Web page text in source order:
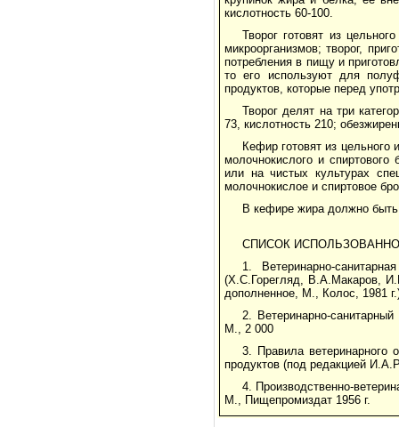
кислотность 60-100.
Творог готовят из
микроорганизмов; творог,
потребления в пищу и
то его используют для
продуктов, которые перед
Творог делят на три
73, кислотность 210;
Кефир готовят из цельного
молочнокислого и
или на чистых культурах
молочнокислое и спиртовое
В кефире жира должно быть
СПИСОК
1. Ветеринарно-
(Х.С.Горегляд, В.А.Макаров,
дополненное, М., Колос, 1981
2. Ветеринарно-
М., 2 000
3. Правила ветеринарного
продуктов (под редакцией
4. Производственно-
М., Пищепромиздат 1956 г.